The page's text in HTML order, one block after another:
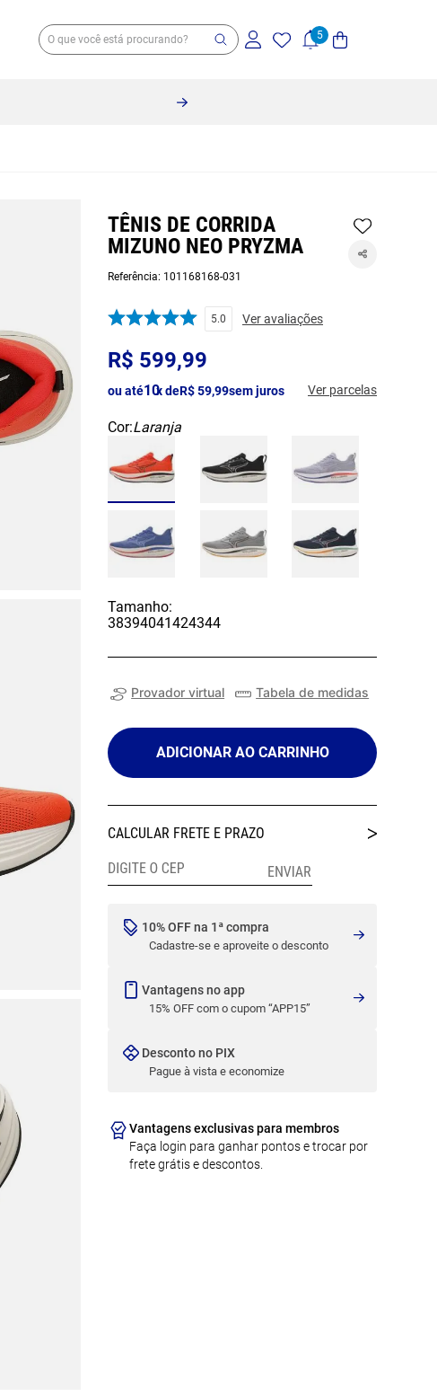
TÊNIS DE CORRIDA
MIZUNO NEO PRYZMA
Referência: 101168168-031
5.0 Ver avaliações
R$ 599,99
ou até10x deR$59,99sem juros Ver parcelas
Cor:Laranja
Tamanho:
38394041424344
Provador virtual Tabela de medidas
ADICIONAR AO CARRINHO
10% OFF na 1ª compra
Cadastre-se e aproveite o desconto
Vantagens no app
15% OFF com o cupom “APP15”
Desconto no PIX
Pague à vista e economize
Vantagens exclusivas para membros
Faça login para ganhar pontos e trocar por
frete grátis e descontos.